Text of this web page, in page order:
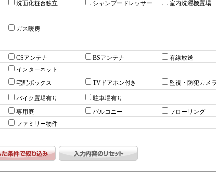
洗面化粧台独立 シャンプードレッサー
室内洗濯機置場
ガス暖房
CSアンテナ BSアンテナ
有線放送
インターネット
宅配ボックス TVドアホン付き 監視・防犯カメ
バイク置場有り 駐車場有り
専用庭 バルコニー
フローリング
ファミリー物件